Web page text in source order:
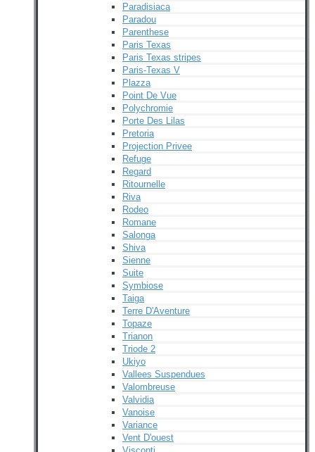
Paradisiaca
Paradou
Parenthese
Paris Texas
Paris Texas stripes
Paris-Texas V
Plazza
Point De Vue
Polychromie
Porte Des Lilas
Pretoria
Projection Privee
Refuge
Regard
Ritournelle
Riva
Rodeo
Romane
Salonga
Shiva
Sienne
Suite
Symbiose
Taiga
Terre D'Aventure
Topaze
Trianon
Triode 2
Ukiyo
Vallees Suspendues
Valombreuse
Valvidia
Vanoise
Variance
Vent D'ouest